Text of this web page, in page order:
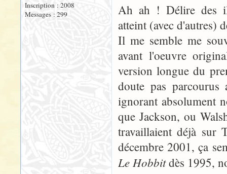
Inscription : 2008
Messages : 299
Ah ah ! Délire des
atteint (avec d'autres)
Il me semble me
avant l'oeuvre
version longue du
doute pas
ignorant absolument
que Jackson, ou
travaillaient déjà sur
décembre 2001, ça
Le Hobbitdès 1995,